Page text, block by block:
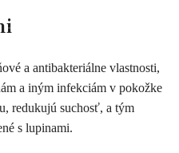
a antibakteriálne vlastnosti,
a iným infekciám v pokožke
redukujú suchosť, a tým
s lupinami.